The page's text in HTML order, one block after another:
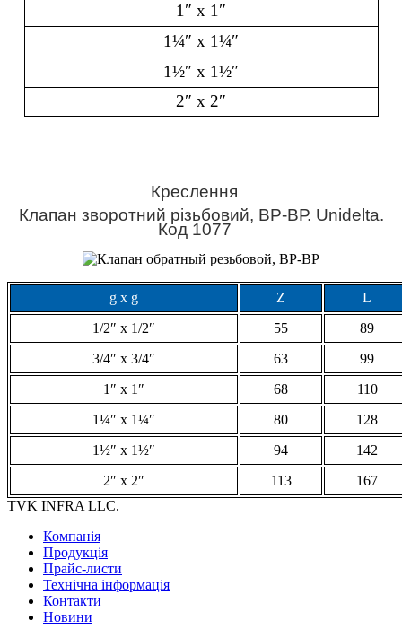
1″ x 1″
1¼″ x 1¼″
1½″ x 1½″
2″ x 2″
Креслення
Клапан зворотний різьбовий, ВР-ВР. Unidelta.
Код 1077
g x g Z
L
1/2″ x 1/2″
55
89
3/4″ x 3/4″
63
99
1″ x 1″
68
110
1¼″ x 1¼″
80
128
1½″ x 1½″
94
142
2″ x 2″
113
167
TVK INFRA LLC.
Компанія
Продукція
Прайс-листи
Технічна інформація
Контакти
Новини